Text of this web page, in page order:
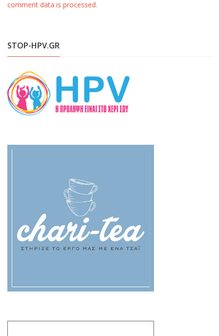
comment data is processed.
STOP-HPV.GR